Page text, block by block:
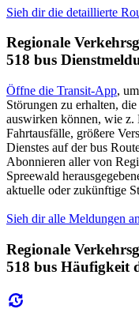
Sieh dir die detaillierte
Regionale
518 bus
Öffne die Transit-App,
Störungen zu erhalten,
auswirken können, wie z.
Fahrtausfälle, größere
Dienstes auf der bus
Abonnieren aller von
Spreewald
aktuelle oder zukünftige
Sieh dir alle Meldungen an
Regionale
518 bus Häufigkeit